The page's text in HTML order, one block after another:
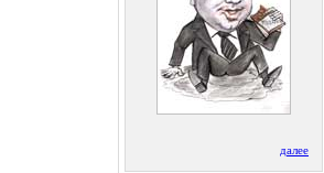
далее